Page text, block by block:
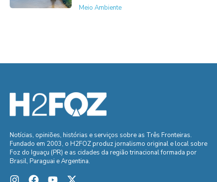
Meio Ambiente
Notícias, opiniões, histórias e serviços sobre as Três Fronteiras.
Fundado em 2003, o H2FOZ produz jornalismo original e local sobre
Foz do Iguaçu (PR) e as cidades da região trinacional formada por
Brasil, Paraguai e Argentina.